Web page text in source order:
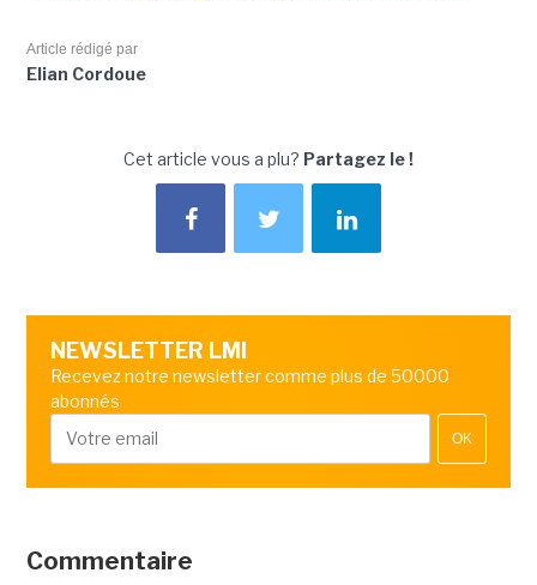
Article rédigé par
Elian Cordoue
Cet article vous a plu? Partagez le !
NEWSLETTER LMI
Recevez notre newsletter comme plus de 50000
abonnés
OK
Commentaire